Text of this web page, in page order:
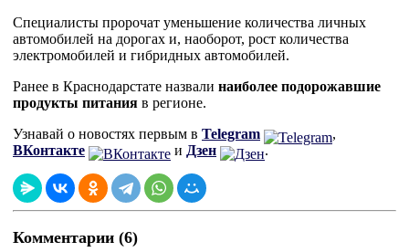
Специалисты пророчат уменьшение количества личных
автомобилей на дорогах и, наоборот, рост количества
электромобилей и гибридных автомобилей.
Ранее в Краснодарстате назвали наиболее подорожавшие
продукты питания в регионе.
Узнавай о новостях первым в Telegram
,
ВКонтакте
и Дзен .
Комментарии (6)